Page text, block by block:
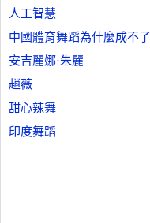
人工智慧
安吉麗娜·朱麗
趙薇
甜心辣舞
印度舞蹈